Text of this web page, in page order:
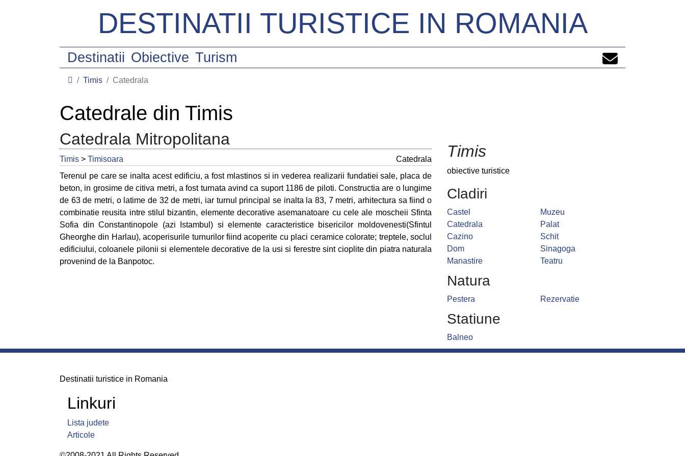
DESTINATII TURISTICE IN ROMANIA
Destinatii Obiective Turism
Timis Catedrala
Catedrale din Timis
Catedrala Mitropolitana
Timis > Timisoara
Catedrala
Terenul pe care se inalta acest edificiu, a fost mlastinos si in vederea realizarii fundatiei sale, placa de
beton, in grosime de citiva metri, a fost turnata avind ca suport 1186 de piloti. Constructia are o lungime
de 63 de metri, o latime de 32 de metri, iar turnul principal se inalta la 83, 7 metri, arhitectura sa fiind o
combinatie reusita intre stilul bizantin, elemente decorative asemanatoare cu cele ale moscheii Sfinta
Sofia din Constantinopole (azi Istambul) si elemente caracteristice bisericilor moldovenesti(Sfintul
Gheorghe din Harlau), acoperisurile turnurilor fiind acoperite cu placi ceramice colorate; treptele, soclul
edificiului, coloanele pilonii si elementele decorative de la usi si ferestre sint cioplite din piatra naturala
provenind de la Banpotoc.
Timis
obiective turistice
Cladiri
Castel
Catedrala
Cazino
Dom
Manastire
Muzeu
Palat
Schit
Sinagoga
Teatru
Natura
Pestera Rezervatie
Statiune
Balneo
Destinatii turistice in Romania
Linkuri
Lista judete
Articole